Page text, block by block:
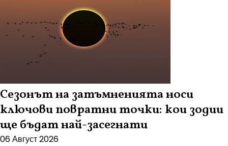
Сезонът на затъмненията носи
ключови повратни точки: кои зодии
ще бъдат най-засегнати
06 Август 2026